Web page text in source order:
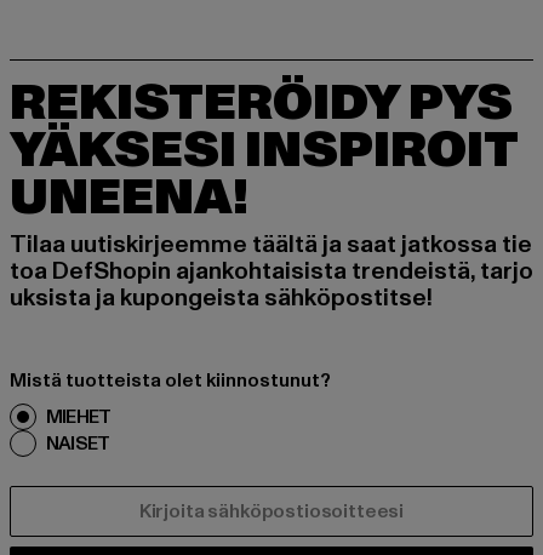
REKISTERÖIDY PYS
YÄKSESI INSPIROIT
UNEENA!
Tilaa uutiskirjeemme täältä ja saat jatkossa tie
toa DefShopin ajankohtaisista trendeistä, tarjo
uksista ja kupongeista sähköpostitse!
Mistä tuotteista olet kiinnostunut?
MIEHET
NAISET